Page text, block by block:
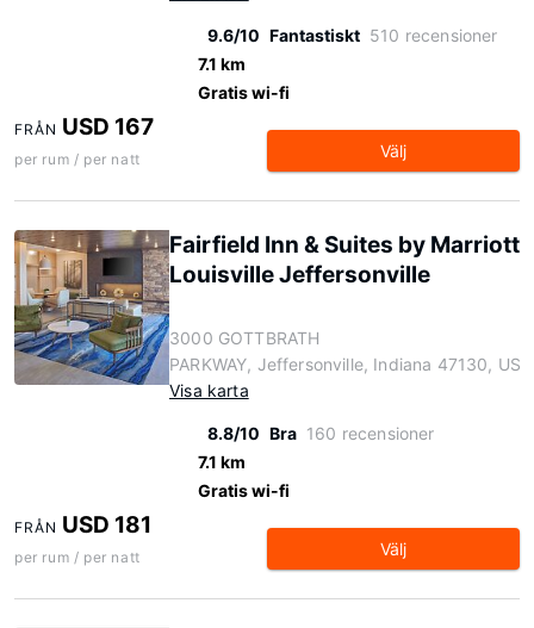
9.6/10 Fantastiskt 510 recensioner
7.1 km
Gratis wi-fi
FRÅN USD 167
per rum / per natt Välj
Fairfield Inn & Suites by Marriott
Louisville Jeffersonville
3000 GOTTBRATH
PARKWAY, Jeffersonville, Indiana 47130, US
Visa karta
8.8/10 Bra 160 recensioner
7.1 km
Gratis wi-fi
FRÅN USD 181
per rum / per natt Välj